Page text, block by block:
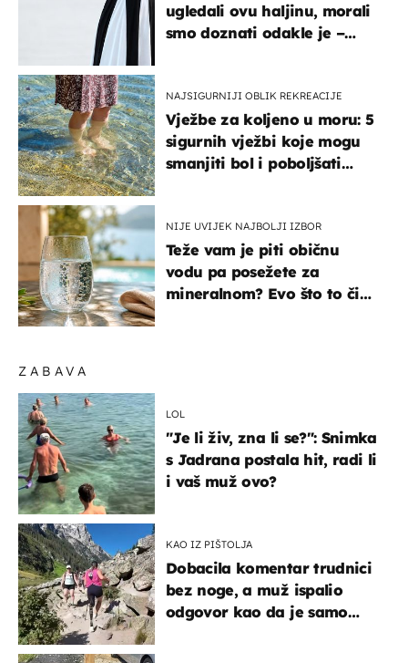
ZABAVA
LOL
"Je li živ, zna li se?": Snimka
s Jadrana postala hit, radi li
i vaš muž ovo?
KAO IZ PIŠTOLJA
Dobacila komentar trudnici
bez noge, a muž ispalio
odgovor kao da je samo
ugledali ovu haljinu, morali
smo doznati odakle je –
NAJSIGURNIJI OBLIK REKREACIJE
Vježbe za koljeno u moru: 5
sigurnih vježbi koje mogu
smanjiti bol i poboljšati
NIJE UVIJEK NAJBOLJI IZBOR
Teže vam je piti običnu
vodu pa posežete za
mineralnom? Evo što to čini